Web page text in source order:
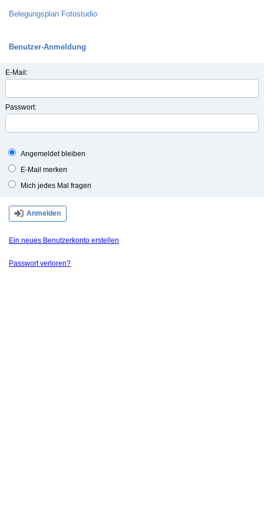
Belegungsplan Fotostudio
Benutzer-Anmeldung
E-Mail:
Passwort:
Angemeldet bleiben
E-Mail merken
Mich jedes Mal fragen
Anmelden
Ein neues Benutzerkonto erstellen
Passwort verloren?